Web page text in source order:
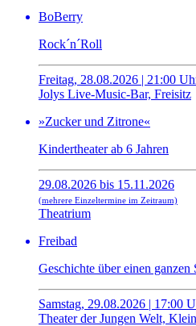
BoBerry
Rock´n´Roll
Freitag, 28.08.2026 | 21:00
Jolys Live-Music-Bar, Freisitz
»Zucker und Zitrone«
Kindertheater ab 6 Jahren
29.08.2026 bis 15.11.2026
(mehrere Einzeltermine im Zeitraum)
Theatrium
Freibad
Geschichte über einen
Samstag, 29.08.2026 | 17:00
Theater der Jungen Welt,